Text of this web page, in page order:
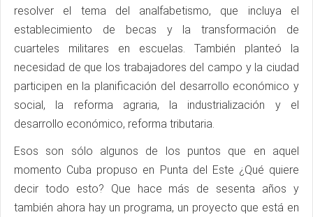
resolver el tema del analfabetismo, que incluya el
establecimiento de becas y la transformación de
cuarteles militares en escuelas. También planteó la
necesidad de que los trabajadores del campo y la ciudad
participen en la planificación del desarrollo económico y
social, la reforma agraria, la industrialización y el
desarrollo económico, reforma tributaria.
Esos son sólo algunos de los puntos que en aquel
momento Cuba propuso en Punta del Este ¿Qué quiere
decir todo esto? Que hace más de sesenta años y
también ahora hay un programa, un proyecto que está en